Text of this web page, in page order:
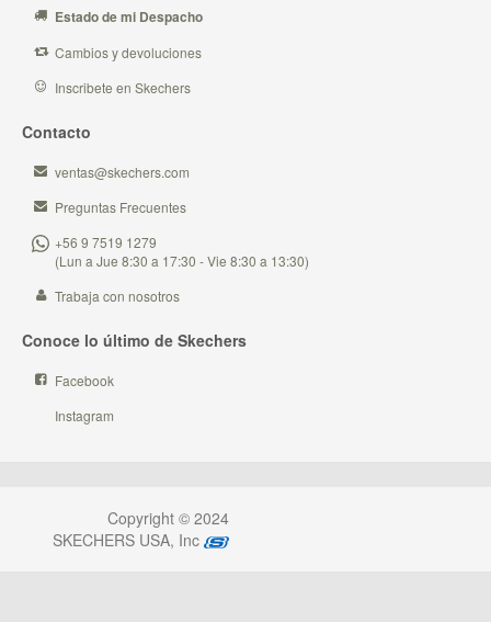
Estado de mi Despacho
Cambios y devoluciones
Inscribete en Skechers
Contacto
ventas@skechers.com
Preguntas Frecuentes
+56 9 7519 1279
(Lun a Jue 8:30 a 17:30 - Vie 8:30 a 13:30)
Trabaja con nosotros
Conoce lo último de Skechers
Facebook
Instagram
Copyright © 2024
SKECHERS USA, Inc